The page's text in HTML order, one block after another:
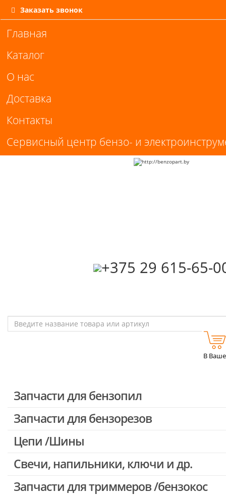
Заказать звонок
Главная
Каталог
О нас
Доставка
Контакты
Сервисный центр бензо- и
‎+375 29 615-65-
В
Запчасти для бензопил
Запчасти для бензопил Stihl
Запчасти для бензопил Oleo-mac, Echo и др.
Запчасти для бензорезов
Цепи /Шины
Свечи, напильники, ключи и др.
Запчасти для триммеров /бензокос